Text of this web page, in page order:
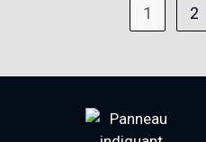
1 2